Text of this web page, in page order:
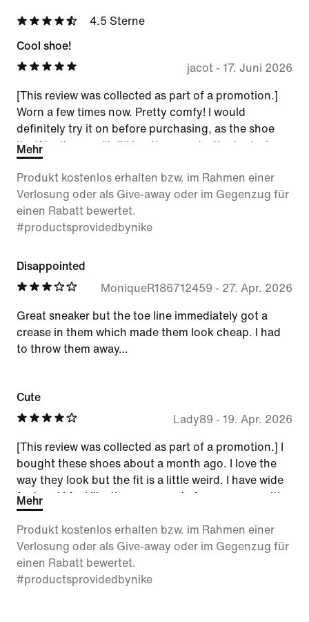
4.5 Sterne
Cool shoe!
jacot- 17. Juni 2026
[This review was collected as part of a promotion.]
Worn a few times now. Pretty comfy! I would
definitely try it on before purchasing, as the shoe
itself isn't super "tall." In other words, the typical
shoe size length fits true to size, but if you have a
thicker foot, I'd see how it feels first. Otherwise, love
the style, goes with lots of outfits!
Mehr
Produkt kostenlos erhalten bzw. im Rahmen einer
Verlosung oder als Give-away oder im Gegenzug für
einen Rabatt bewertet.
#productsprovidedbynike
Disappointed
MoniqueR186712459 - 27. Apr. 2026
Great sneaker but the toe line immediately got a
crease in them which made them look cheap. I had
to throw them away…
Cute
Lady89 - 19. Apr. 2026
[This review was collected as part of a promotion.] I
bought these shoes about a month ago. I love the
way they look but the fit is a little weird. I have wide
feet and I feel like these are made for someone with
long skinny feet. I tried sizing down but that didn't
help. They are comfortable and I will continue to
wear them even though they feel a little like clown
shoes.
Mehr
Produkt kostenlos erhalten bzw. im Rahmen einer
Verlosung oder als Give-away oder im Gegenzug für
einen Rabatt bewertet.
#productsprovidedbynike